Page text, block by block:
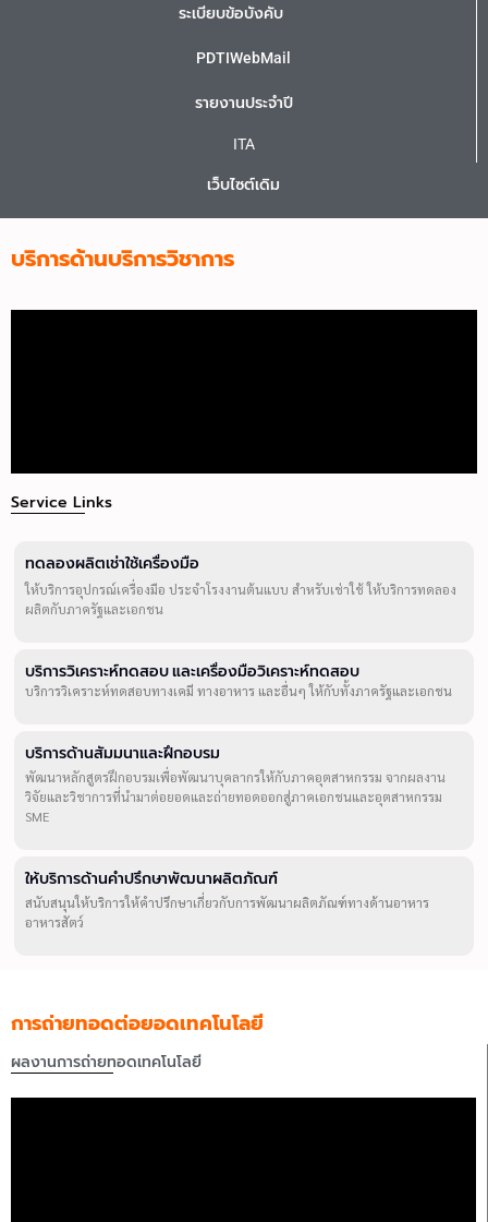
ระเบียบข้อบังคับ
PDTIWebMail
รายงานประจำปี
ITA
เว็บไซต์เดิม
บริการด้านบริการวิชาการ
Service Links
ทดลองผลิตเช่าใช้เครื่องมือ
ให้บริการอุปกรณ์เครื่องมือ ประจำโรงงานต้นแบบ สำหรับเช่าใช้ ให้บริการทดลอง
ผลิตกับภาครัฐและเอกชน
บริการวิเคราะห์ทดสอบ และเครื่องมือวิเคราะห์ทดสอบ
บริการวิเคราะห์ทดสอบทางเคมี ทางอาหาร และอื่นๆ ให้กับทั้งภาครัฐและเอกชน
บริการด้านสัมมนาและฝึกอบรม
พัฒนาหลักสูตรฝึกอบรมเพื่อพัฒนาบุคลากรให้กับภาคอุตสาหกรรม จากผลงาน
วิจัยและวิชาการที่นำมาต่อยอดและถ่ายทอดออกสู่ภาคเอกชนและอุตสาหกรรม
SME
ให้บริการด้านคำปรึกษาพัฒนาผลิตภัณฑ์
สนับสนุนให้บริการให้คำปรึกษาเกี่ยวกับการพัฒนาผลิตภัณฑ์ทางด้านอาหาร
อาหารสัตว์
การถ่ายทอดต่อยอดเทคโนโลยี
ผลงานการถ่ายทอดเทคโนโลยี